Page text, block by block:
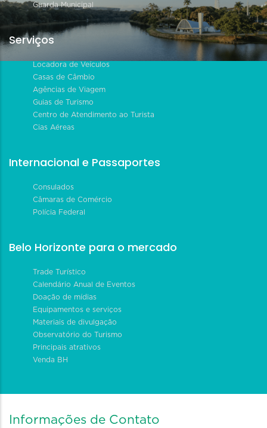
Guarda Municipal
Serviços
Locadora de Veículos
Casas de Câmbio
Agências de Viagem
Guias de Turismo
Centro de Atendimento ao Turista
Cias Aéreas
Internacional e Passaportes
Consulados
Câmaras de Comércio
Polícia Federal
Belo Horizonte para o mercado
Trade Turístico
Calendário Anual de Eventos
Doação de mídias
Equipamentos e serviços
Materiais de divulgação
Observatório do Turismo
Principais atrativos
Venda BH
Informações de Contato